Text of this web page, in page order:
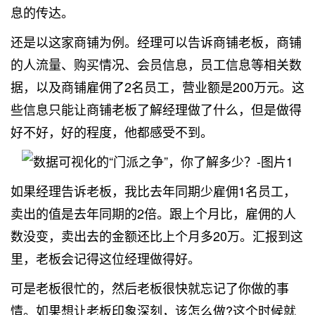
息的传达。
还是以这家商铺为例。经理可以告诉商铺老板，商铺
的人流量、购买情况、会员信息，员工信息等相关数
据，以及商铺雇佣了2名员工，营业额是200万元。这
些信息只能让商铺老板了解经理做了什么，但是做得
好不好，好的程度，他都感受不到。
如果经理告诉老板，我比去年同期少雇佣1名员工，
卖出的值是去年同期的2倍。跟上个月比，雇佣的人
数没变，卖出去的金额还比上个月多20万。汇报到这
里，老板会记得这位经理做得好。
可是老板很忙的，然后老板很快就忘记了你做的事
情。如果想让老板印象深刻，该怎么做?这个时候就